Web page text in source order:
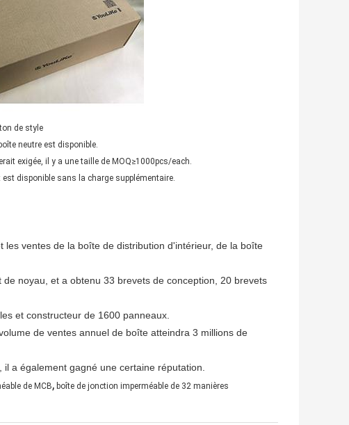
style
neutre est disponible.
il y a une taille de MOQ≥1000pcs/each.
disponible sans la charge supplémentaire.
ventes de la boîte de distribution d'intérieur, de la boîte
noyau, et a obtenu 33 brevets de conception, 20 brevets
et constructeur de 1600 panneaux.
de ventes annuel de boîte atteindra 3 millions de
a également gagné une certaine réputation.
de MCB, boîte de jonction imperméable de 32 manières